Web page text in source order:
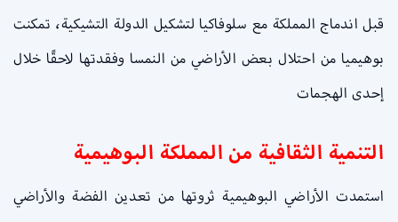
قبل اندماج المملكة مع سلوفاكيا لتشكيل الدولة التشيكية، تمكنت
بوهيميا من احتلال بعض الأراضي من النمسا وفقدتها لاحقًا خلال
إحدى الهجمات
التنمية الثقافية من المملكة البوهيمية
استمدت الأراضي البوهيمية ثروتها من تعدين الفضة والأراضي